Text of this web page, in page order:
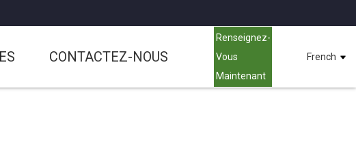
CONTACTEZ-NOUS
Renseignez-
Vous
Maintenant
French